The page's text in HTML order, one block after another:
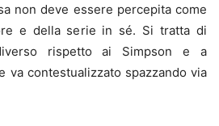
non deve essere percepita come
e della serie in sé. Si tratta di
rispetto ai Simpson e a
va contestualizzato spazzando via